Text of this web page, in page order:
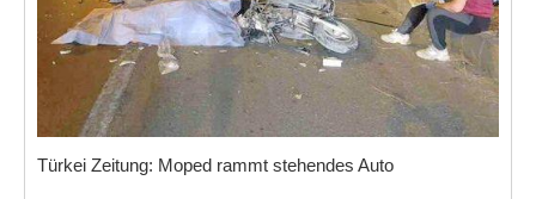
Türkei Zeitung: Moped rammt stehendes Auto